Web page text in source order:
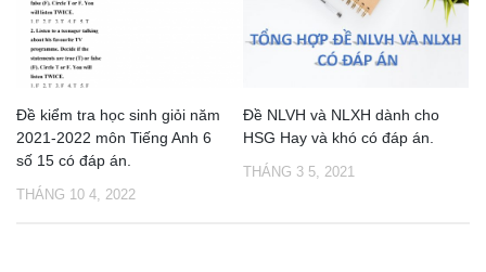
Đề kiểm tra học sinh giỏi năm
2021-2022 môn Tiếng Anh 6
số 15 có đáp án.
THÁNG 10 4, 2022
Đề NLVH và NLXH dành cho
HSG Hay và khó có đáp án.
THÁNG 3 5, 2021